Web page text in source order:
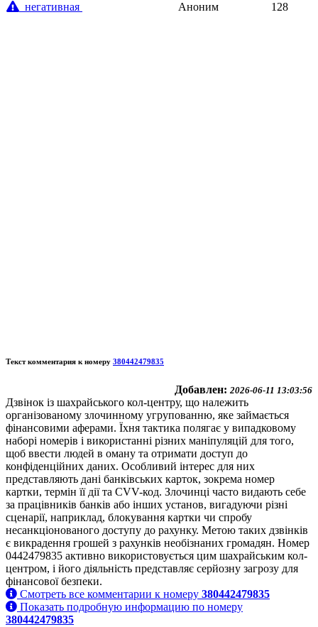
негативная
Аноним 128
Текст комментария к номеру 380442479835
Добавлен: 2026-06-11 13:03:56
Дзвінок із шахрайського кол-центру, що належить
організованому злочинному угрупованню, яке займається
фінансовими аферами. Їхня тактика полягає у випадковому
наборі номерів і використанні різних маніпуляцій для того,
щоб ввести людей в оману та отримати доступ до
конфіденційних даних. Особливий інтерес для них
представляють дані банківських карток, зокрема номер
картки, термін її дії та CVV-код. Злочинці часто видають себе
за працівників банків або інших установ, вигадуючи різні
сценарії, наприклад, блокування картки чи спробу
несанкціонованого доступу до рахунку. Метою таких дзвінків
є викрадення грошей з рахунків необізнаних громадян. Номер
0442479835 активно використовується цим шахрайським кол-
центром, і його діяльність представляє серйозну загрозу для
фінансової безпеки.
Смотреть все комментарии к номеру 380442479835
Показать подробную информацию по номеру
380442479835